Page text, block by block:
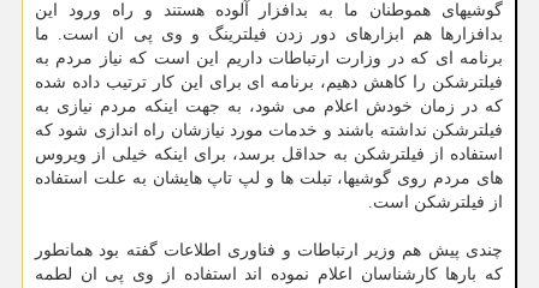
گوشیهای هموطنان ما به بدافزار آلوده هستند و راه ورود این
بدافزارها هم ابزارهای دور زدن فیلترینگ و وی پی ان است. ما
برنامه ای که در وزارت ارتباطات داریم این است که نیاز مردم به
فیلترشکن را کاهش دهیم، برنامه ای برای این کار ترتیب داده شده
که در زمان خودش اعلام می شود، به جهت اینکه مردم نیازی به
فیلترشکن نداشته باشند و خدمات مورد نیازشان راه اندازی شود که
استفاده از فیلترشکن به حداقل برسد، برای اینکه خیلی از ویروس
های مردم روی گوشیها، تبلت ها و لپ تاپ هایشان به علت استفاده
از فیلترشکن است.
چندی پیش هم وزیر ارتباطات و فناوری اطلاعات گفته بود همانطور
که بارها کارشناسان اعلام نموده اند استفاده از وی پی ان لطمه